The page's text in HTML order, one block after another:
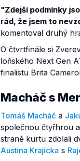
"Zdejší podmínky
rád, že jsem to
komentoval druhý
O čtvrtfinále si
loňského Next Gen
finalistu Brita
Macháč s
Tomáš Macháč a
společnou čtyřhrou
straně kurtu zdolali
Austina Krajicka s